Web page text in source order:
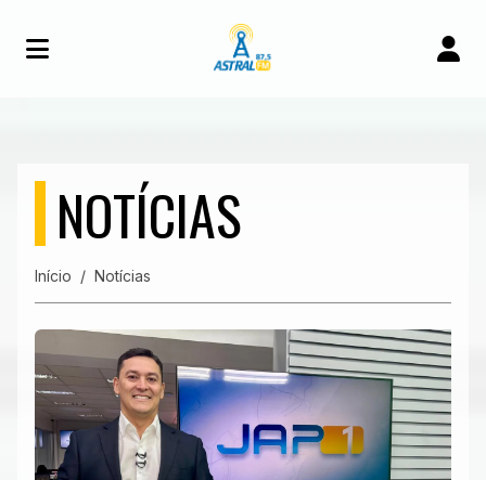
NOTÍCIAS
Início Notícias